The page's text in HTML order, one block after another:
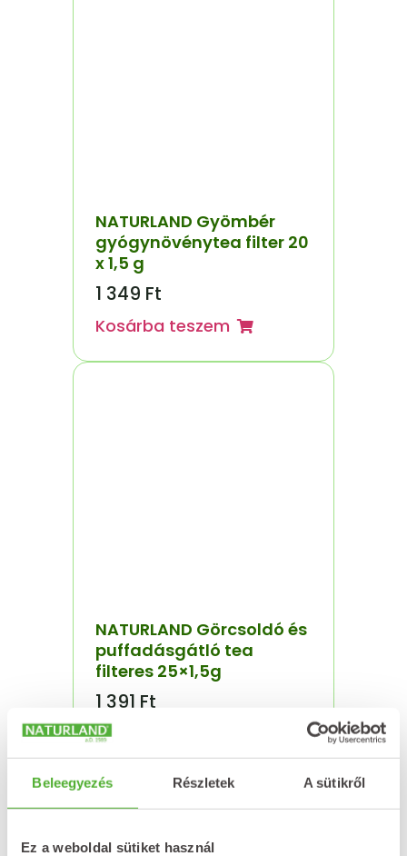
Beleegyezés Részletek A sütikről
Ez a weboldal sütiket használ
NATURLAND Gyömbér
gyógynövénytea filter 20
x 1,5 g
1 349 Ft
Kosárba teszem
NATURLAND Görcsoldó és
puffadásgátló tea
filteres 25×1,5g
1 391 Ft
Kosárba teszem